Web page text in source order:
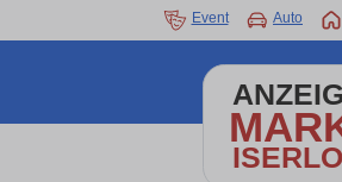
Event Auto